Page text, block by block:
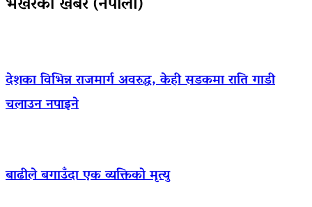
देशका विभिन्न राजमार्ग अवरुद्ध, केही सडकमा राति गाडी
चलाउन नपाइने
बाढीले बगाउँदा एक व्यक्तिको मृत्यु